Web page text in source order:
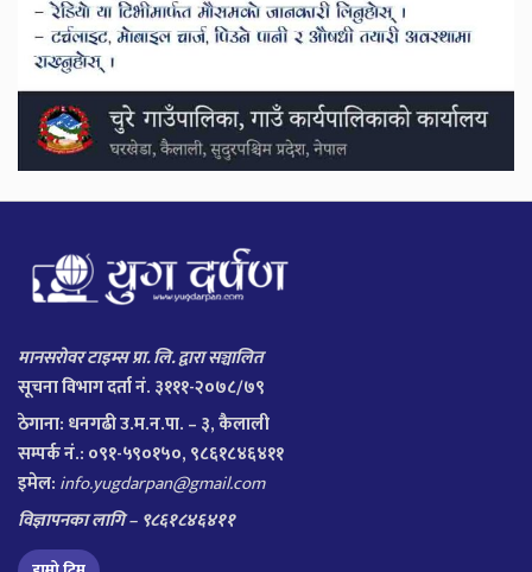
मानसरोवर टाइम्स प्रा. लि. द्वारा सञ्चालित
सूचना विभाग दर्ता नं. ३१११-२०७८/७९
ठेगाना: धनगढी उ.म.न.पा. – ३, कैलाली
सम्पर्क नं.: ०९१-५९०१५०, ९८६१८४६४११
इमेल: info.yugdarpan@gmail.com
विज्ञापनका लागि – ९८६१८४६४११